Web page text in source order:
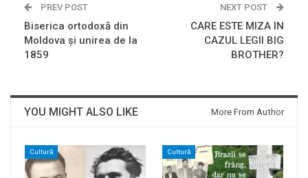
PREV POST
Biserica ortodoxă din
Moldova și unirea de la
1859
NEXT POST
CARE ESTE MIZA IN
CAZUL LEGII BIG
BROTHER?
YOU MIGHT ALSO LIKE More From Author
Cultură Cultură